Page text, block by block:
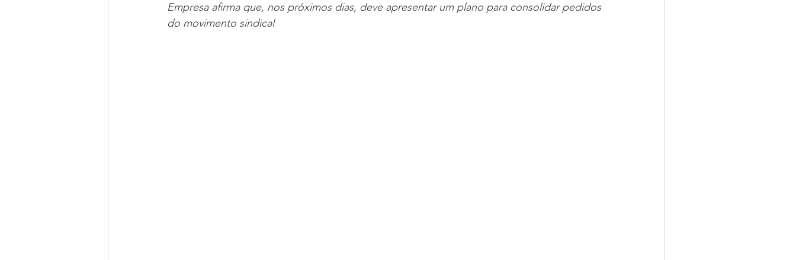
Empresa afirma que, nos próximos dias, deve apresentar um plano para consolidar pedidos
do movimento sindical